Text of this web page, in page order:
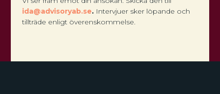
ida@advisoryab.se.Intervjuer sker löpande och
tillträde enligt överenskommelse.